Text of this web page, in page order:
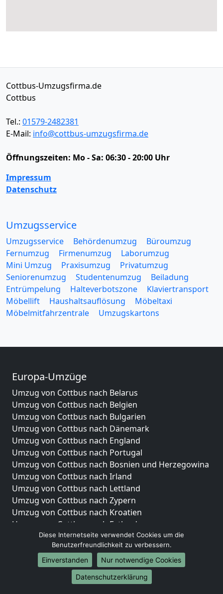
Cottbus-Umzugsfirma.de
Cottbus
Tel.: 01579-2482381
E-Mail: info@cottbus-umzugsfirma.de
Öffnungszeiten: Mo - Sa: 06:30 - 20:00 Uhr
Impressum
Datenschutz
Umzugsservice
Umzugsservice Behördenumzug
Büroumzug
Fernumzug
Firmenumzug
Laborumzug
Mini Umzug
Praxisumzug
Privatumzug
Seniorenumzug
Studentenumzug
Beiladung
Entrümpelung
Halteverbotszone
Klaviertransport
Möbellift
Haushaltsauflösung
Möbeltaxi
Möbelmitfahrzentrale
Umzugskartons
Europa-Umzüge
Umzug von Cottbus nach Belarus
Umzug von Cottbus nach Belgien
Umzug von Cottbus nach Bulgarien
Umzug von Cottbus nach Dänemark
Umzug von Cottbus nach England
Umzug von Cottbus nach Portugal
Umzug von Cottbus nach Bosnien und Herzegowina
Umzug von Cottbus nach Irland
Umzug von Cottbus nach Lettland
Umzug von Cottbus nach Zypern
Umzug von Cottbus nach Kroatien
Umzug von Cottbus nach Estland
Umzug von Cottbus nach Finnland
Umzug von Cottbus nach Frankreich
Umzug von Cottbus nach Griechenland
Umzug von Cottbus nach Italien
Umzug von Cottbus nach Liechtenstein
Diese Internetseite verwendet Cookies um die
Benutzerfreundlichkeit zu verbessern.
Einverstanden
Nur notwendige Cookies
Datenschutzerklärung